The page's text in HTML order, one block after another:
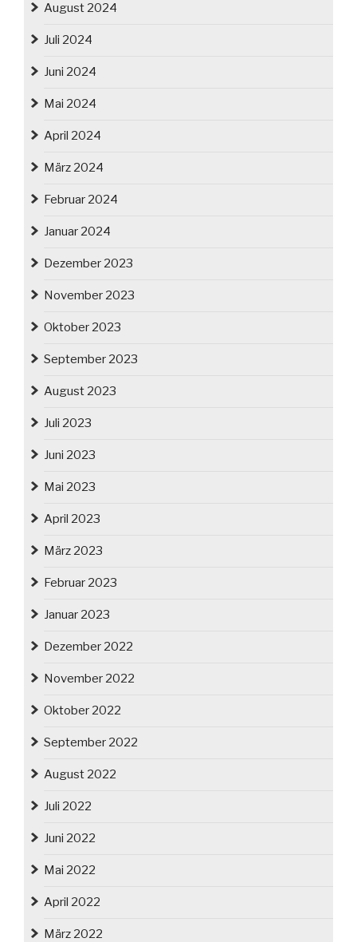
August 2024
Juli 2024
Juni 2024
Mai 2024
April 2024
März 2024
Februar 2024
Januar 2024
Dezember 2023
November 2023
Oktober 2023
September 2023
August 2023
Juli 2023
Juni 2023
Mai 2023
April 2023
März 2023
Februar 2023
Januar 2023
Dezember 2022
November 2022
Oktober 2022
September 2022
August 2022
Juli 2022
Juni 2022
Mai 2022
April 2022
März 2022